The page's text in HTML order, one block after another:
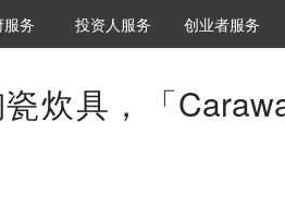
之窗
务 VClub投资机构库
投资机构职位推介
投资人服务 创投氪堂
创业者服务
炊具，「